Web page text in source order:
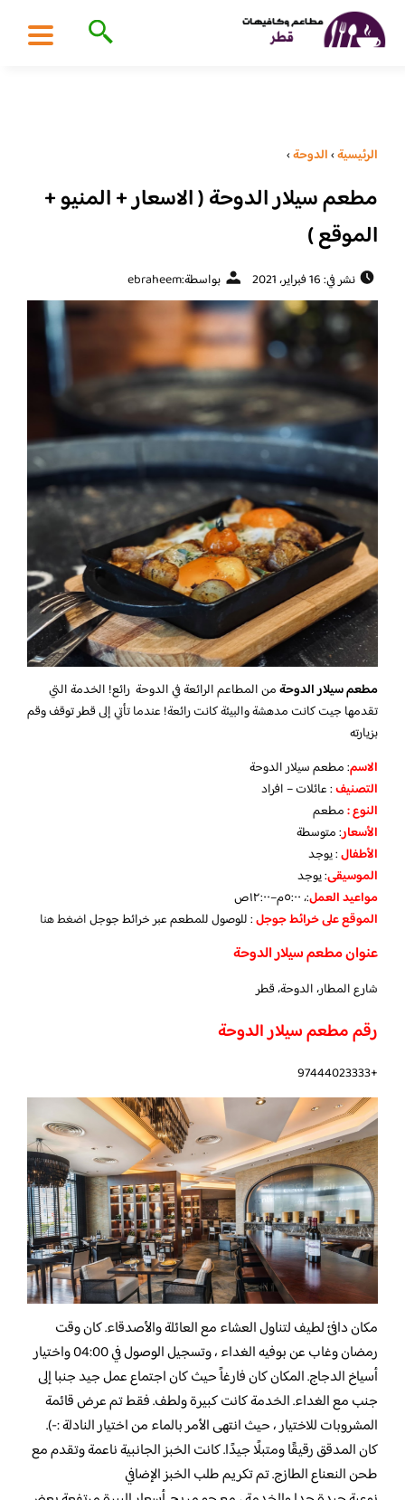
الرئيسية›الدوحة›
مطعم سيلار الدوحة ( الاسعار + المنيو +
الموقع )
نشر في: 16 فبراير، 2021 بواسطة:ebraheem
مطعم سيلار الدوحةمن المطاعم الرائعة في الدوحة رائع! الخدمة التي
تقدمها جيت كانت مدهشة والبيئة كانت رائعة! عندما تأتي إلى قطر توقف وقم
بزيارته
الاسم: مطعم سيلار الدوحة
التصنيف: عائلات – افراد
النوع :مطعم
الأسعار:متوسطة
الأطفال:يوجد
الموسيقى:يوجد
مواعيد العمل:، ٥:٠٠م–١٢:٠٠ص
الموقع على خرائط جوجل: للوصول للمطعم عبر خرائط جوجلاضغط هنا
عنوان مطعم سيلار الدوحة
شارع المطار، الدوحة، قطر
رقم مطعم سيلار الدوحة
+97444023333
مكان دافئ لطيف لتناول العشاء مع العائلة والأصدقاء. كان وقت
رمضان وغاب عن بوفيه الغداء ، وتسجيل الوصول في 04:00 واختيار
أسياخ الدجاج. المكان كان فارغاً حيث كان اجتماع عمل جيد جنبا إلى
جنب مع الغداء. الخدمة كانت كبيرة ولطف. فقط تم عرض قائمة
المشروبات للاختيار ، حيث انتهى الأمر بالماء من اختيار النادلة :-).
كان المدقق رقيقًا ومتبلًا جيدًا. كانت الخبز الجانبية ناعمة وتقدم مع
طحن النعناع الطازج. تم تكريم طلب الخبز الإضافي